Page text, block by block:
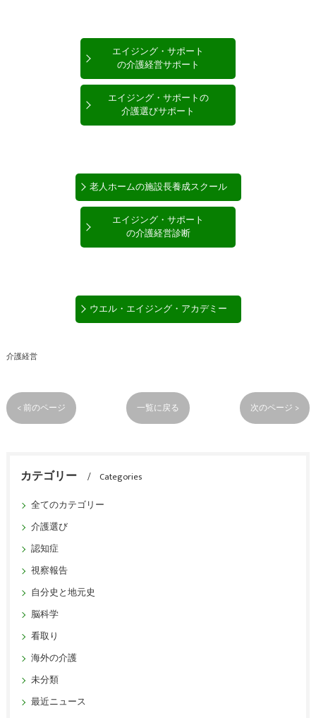
エイジング・サポート
の介護経営サポート
エイジング・サポートの
介護選びサポート
老人ホームの施設長養成スクール
エイジング・サポート
の介護経営診断
ウエル・エイジング・アカデミー
介護経営
< 前のページ 一覧に戻る 次のページ >
カテゴリー
Categories
全てのカテゴリー
介護選び
認知症
視察報告
自分史と地元史
脳科学
看取り
海外の介護
未分類
最近ニュース